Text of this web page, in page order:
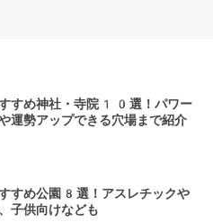
すめ神社・寺院10選！パワー
運勢アップできる穴場まで紹介
すめ公園8選！アスレチックや
子供向けなども